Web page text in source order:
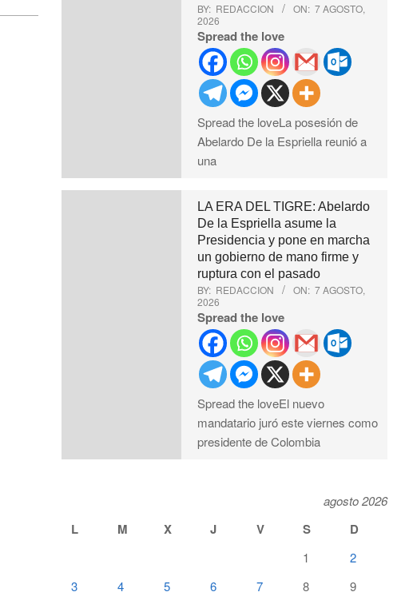
BY: REDACCION ON: 7 AGOSTO,
2026
Spread the love
Spread the loveLa posesión de
Abelardo De la Espriella reunió a
una
LA ERA DEL TIGRE: Abelardo
De la Espriella asume la
Presidencia y pone en marcha
un gobierno de mano firme y
ruptura con el pasado
BY: REDACCION ON: 7 AGOSTO,
2026
Spread the love
Spread the loveEl nuevo
mandatario juró este viernes como
presidente de Colombia
agosto 2026
L M X J V S D
1
2
3
4 5 6 7 8
9